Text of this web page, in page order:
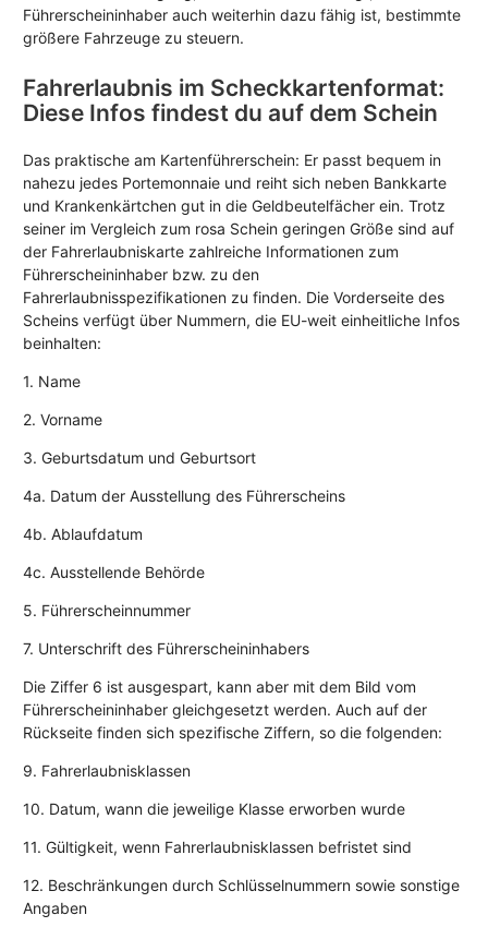
Führerscheininhaber auch weiterhin dazu fähig ist, bestimmte
größere Fahrzeuge zu steuern.
Fahrerlaubnis im Scheckkartenformat:
Diese Infos findest du auf dem Schein
Das praktische am Kartenführerschein: Er passt bequem in
nahezu jedes Portemonnaie und reiht sich neben Bankkarte
und Krankenkärtchen gut in die Geldbeutelfächer ein. Trotz
seiner im Vergleich zum rosa Schein geringen Größe sind auf
der Fahrerlaubniskarte zahlreiche Informationen zum
Führerscheininhaber bzw. zu den
Fahrerlaubnisspezifikationen zu finden. Die Vorderseite des
Scheins verfügt über Nummern, die EU-weit einheitliche Infos
beinhalten:
1. Name
2. Vorname
3. Geburtsdatum und Geburtsort
4a. Datum der Ausstellung des Führerscheins
4b. Ablaufdatum
4c. Ausstellende Behörde
5. Führerscheinnummer
7. Unterschrift des Führerscheininhabers
Die Ziffer 6 ist ausgespart, kann aber mit dem Bild vom
Führerscheininhaber gleichgesetzt werden. Auch auf der
Rückseite finden sich spezifische Ziffern, so die folgenden:
9. Fahrerlaubnisklassen
10. Datum, wann die jeweilige Klasse erworben wurde
11. Gültigkeit, wenn Fahrerlaubnisklassen befristet sind
12. Beschränkungen durch Schlüsselnummern sowie sonstige
Angaben